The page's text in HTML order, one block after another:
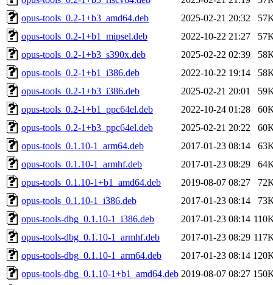
opus-tools_0.2-1+b3_amd64.deb
2025-02-21 20:32
opus-tools_0.2-1+b1_mipsel.deb
2022-10-22 21:27
opus-tools_0.2-1+b3_s390x.deb
2025-02-22 02:39
opus-tools_0.2-1+b1_i386.deb
2022-10-22 19:14
opus-tools_0.2-1+b3_i386.deb
2025-02-21 20:01
opus-tools_0.2-1+b1_ppc64el.deb
2022-10-24 01:28
opus-tools_0.2-1+b3_ppc64el.deb
2025-02-21 20:22
opus-tools_0.1.10-1_arm64.deb
2017-01-23 08:14
opus-tools_0.1.10-1_armhf.deb
2017-01-23 08:29
opus-tools_0.1.10-1+b1_amd64.deb
2019-08-07 08:27
opus-tools_0.1.10-1_i386.deb
2017-01-23 08:14
opus-tools-dbg_0.1.10-1_i386.deb
2017-01-23 08:14
opus-tools-dbg_0.1.10-1_armhf.deb
2017-01-23 08:29
opus-tools-dbg_0.1.10-1_arm64.deb
2017-01-23 08:14
opus-tools-dbg_0.1.10-1+b1_amd64.deb 2019-08-07 08:27